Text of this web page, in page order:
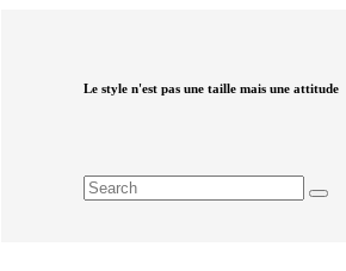
Le style n'est pas une taille mais une attitude